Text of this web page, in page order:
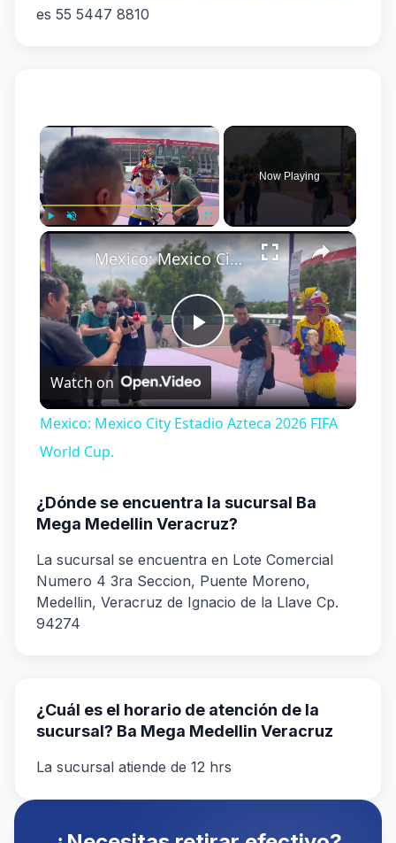
es 55 5447 8810
×
Play Unmute Fullscreen
Now Playing
×
Play
Video
Mexico: Mexico City Estadio Azteca 2026 FIFA World Cup.
Watch on
Mexico: Mexico City Estadio Azteca 2026 FIFA
World Cup.
¿Dónde se encuentra la sucursal Ba
Mega Medellin Veracruz?
La sucursal se encuentra en Lote Comercial
Numero 4 3ra Seccion, Puente Moreno,
Medellin, Veracruz de Ignacio de la Llave Cp.
94274
¿Cuál es el horario de atención de la
sucursal? Ba Mega Medellin Veracruz
La sucursal atiende de 12 hrs